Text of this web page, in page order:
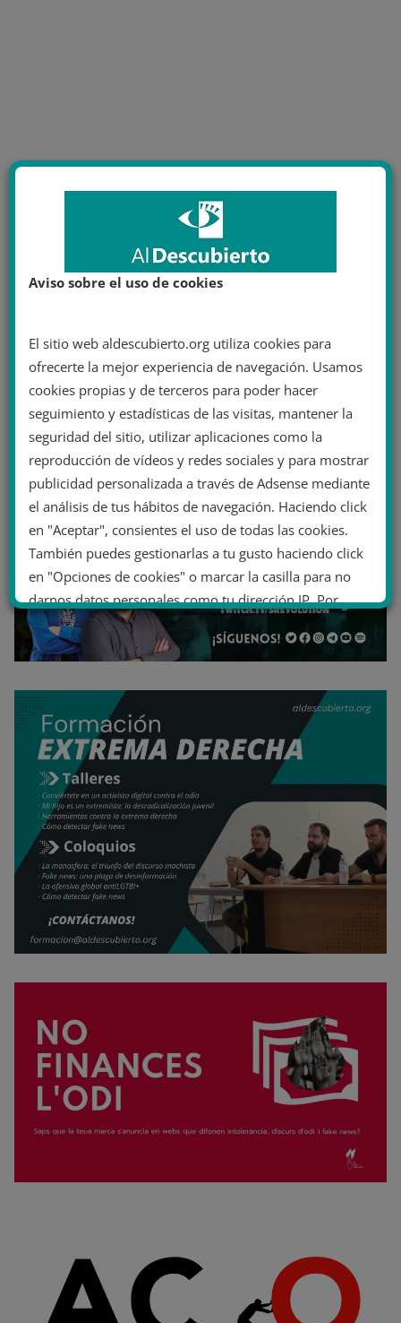
Aviso sobre el uso de cookies
El sitio web aldescubierto.org utiliza cookies para
ofrecerte la mejor experiencia de navegación. Usamos
cookies propias y de terceros para poder hacer
seguimiento y estadísticas de las visitas, mantener la
seguridad del sitio, utilizar aplicaciones como la
reproducción de vídeos y redes sociales y para mostrar
publicidad personalizada a través de Adsense mediante
el análisis de tus hábitos de navegación. Haciendo click
en "Aceptar", consientes el uso de todas las cookies.
También puedes gestionarlas a tu gusto haciendo click
en "Opciones de cookies" o marcar la casilla para no
darnos datos personales como tu dirección IP. Por
último, puedes leer nuestra Política de cookies.
.
Opciones de cookies Aceptar cookies
Rechazar cookies Política de cookies